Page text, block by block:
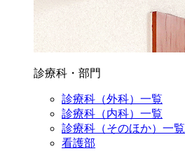
診療科・部門
診療科（外科）一覧
診療科（内科）一覧
診療科（そのほか）一覧
看護部